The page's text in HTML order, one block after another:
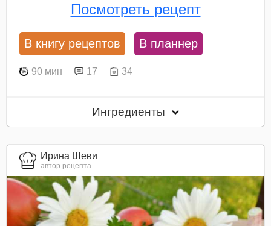
Посмотреть рецепт
В книгу рецептов В планнер
90 мин 17 34
Ингредиенты
Ирина Шеви
автор рецепта